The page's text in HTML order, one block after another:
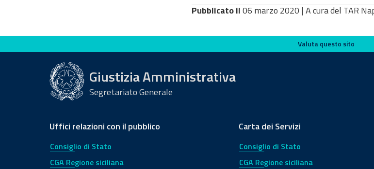
Pubblicato il06 marzo 2020 | A cura del TAR
Valuta questo sito Valuta questo sito
Giustizia Amministrativa
Segretariato Generale
Uffici relazioni con il pubblico
Consiglio di Stato
CGA Regione siciliana
Carta dei Servizi
Consiglio di Stato
CGA Regione siciliana